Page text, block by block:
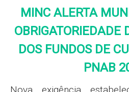
MINC ALERTA
OBRIGATORIEDADE
DOS FUNDOS DE
PNAB
Nova exigência